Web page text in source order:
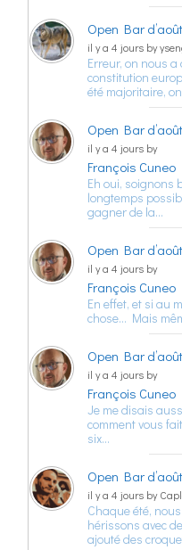
Open Bar
il y a 4 jours by
Erreur, on nous
constitution
été majoritaire,
Open Bar
il y a 4 jours by
François Cuneo
Eh oui, soignons
longtemps
gagner de la…
Open Bar
il y a 4 jours by
François Cuneo
En effet, et si au
chose… Mais
Open Bar
il y a 4 jours by
François Cuneo
Je me disais
comment vous
six…
Open Bar
il y a 4 jours by
Chaque été,
hérissons avec
ajouté des